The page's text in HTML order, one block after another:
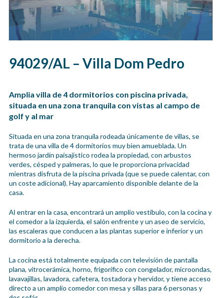
94029/AL – Villa Dom Pedro
Amplia villa de 4 dormitorios con piscina privada,
situada en una zona tranquila con vistas al campo de
golf y al mar
Situada en una zona tranquila rodeada únicamente de villas, se
trata de una villa de 4 dormitorios muy bien amueblada. Un
hermoso jardín paisajístico rodea la propiedad, con arbustos
verdes, césped y palmeras, lo que le proporciona privacidad
mientras disfruta de la piscina privada (que se puede calentar, con
un coste adicional). Hay aparcamiento disponible delante de la
casa.
Al entrar en la casa, encontrará un amplio vestíbulo, con la cocina y
el comedor a la izquierda, el salón enfrente y un aseo de servicio,
las escaleras que conducen a las plantas superior e inferior y un
dormitorio a la derecha.
La cocina está totalmente equipada con televisión de pantalla
plana, vitrocerámica, horno, frigorífico con congelador, microondas,
lavavajillas, lavadora, cafetera, tostadora y hervidor, y tiene acceso
directo a un amplio comedor con mesa y sillas para 6 personas y